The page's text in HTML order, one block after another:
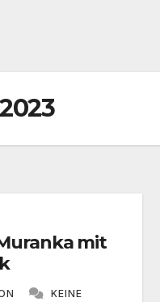
mit
KEINE